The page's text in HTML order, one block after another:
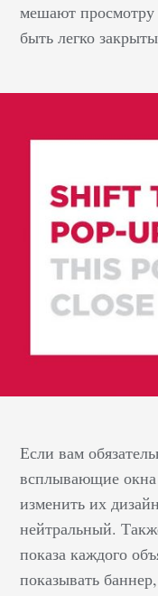
мешают
быть легко
Если вам
всплывающие окна
изменить их
нейтральный.
показа каждого
показывать